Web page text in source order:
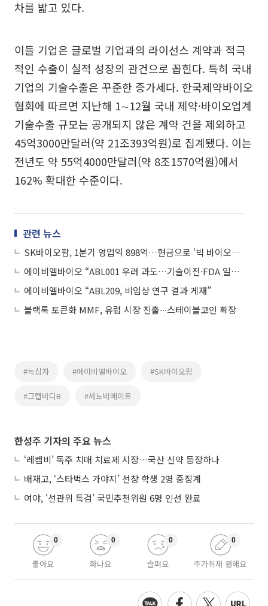
차를 밟고 있다.
이들 기업은 글로벌 기업과의 라이선스 계약과 적극
적인 수출이 실적 성장의 관건으로 꼽힌다. 특히 국내
기업의 기술수출은 꾸준한 증가세다. 한국제약바이오
협회에 따르면 지난해 1∼12월 국내 제약·바이오업계
기술수출 규모는 공개되지 않은 계약 건을 제외하고
45억3000만달러(약 21조393억원)로 집계됐다. 이는
전년도 약 55억4000만달러(약 8조1570억원)에서
162% 확대한 수준이다.
관련 뉴스
SK바이오팜, 1분기 영업익 898억…현금으로 ‘빅 바이오텍’ 시동
에이비엘바이오 “ABL001 우려 과도…기술이전·FDA 일정 차질 없다”
에이비엘바이오 “ABL209, 비임상 연구 결과 게재”
블랙록 토큰화 MMF, 유럽 시장 진출∙∙∙스테이블코인 확장
#녹십자 #에이비엘바이오 #SK바이오팜
#그랩바디B #세노바메이트
한성주 기자의 주요 뉴스
‘레켐비’ 독주 치매 치료제 시장…국산 신약 등장하나
배재고, ‘스타벅스 가야지’ 선창 학생 2명 중징계
여야, '선관위 특검' 국민추천위원 6명 인선 완료
좋아요
0
화나요
0
슬퍼요
0
추가취재 원해요
0